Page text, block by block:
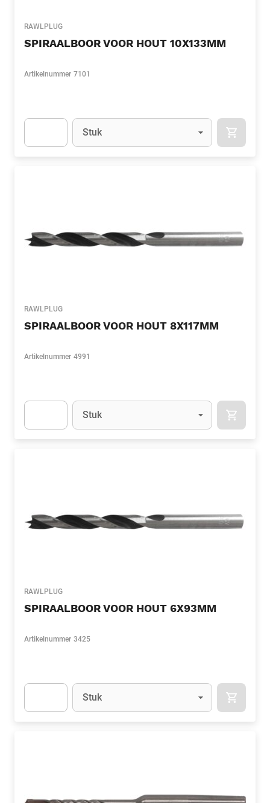
RAWLPLUG
SPIRAALBOOR VOOR HOUT 10X133MM
Artikelnummer 7101
Eenheid
Stuk
RAWLPLUG
SPIRAALBOOR VOOR HOUT 8X117MM
Artikelnummer 4991
Eenheid
Stuk
RAWLPLUG
SPIRAALBOOR VOOR HOUT 6X93MM
Artikelnummer 3425
Eenheid
Stuk